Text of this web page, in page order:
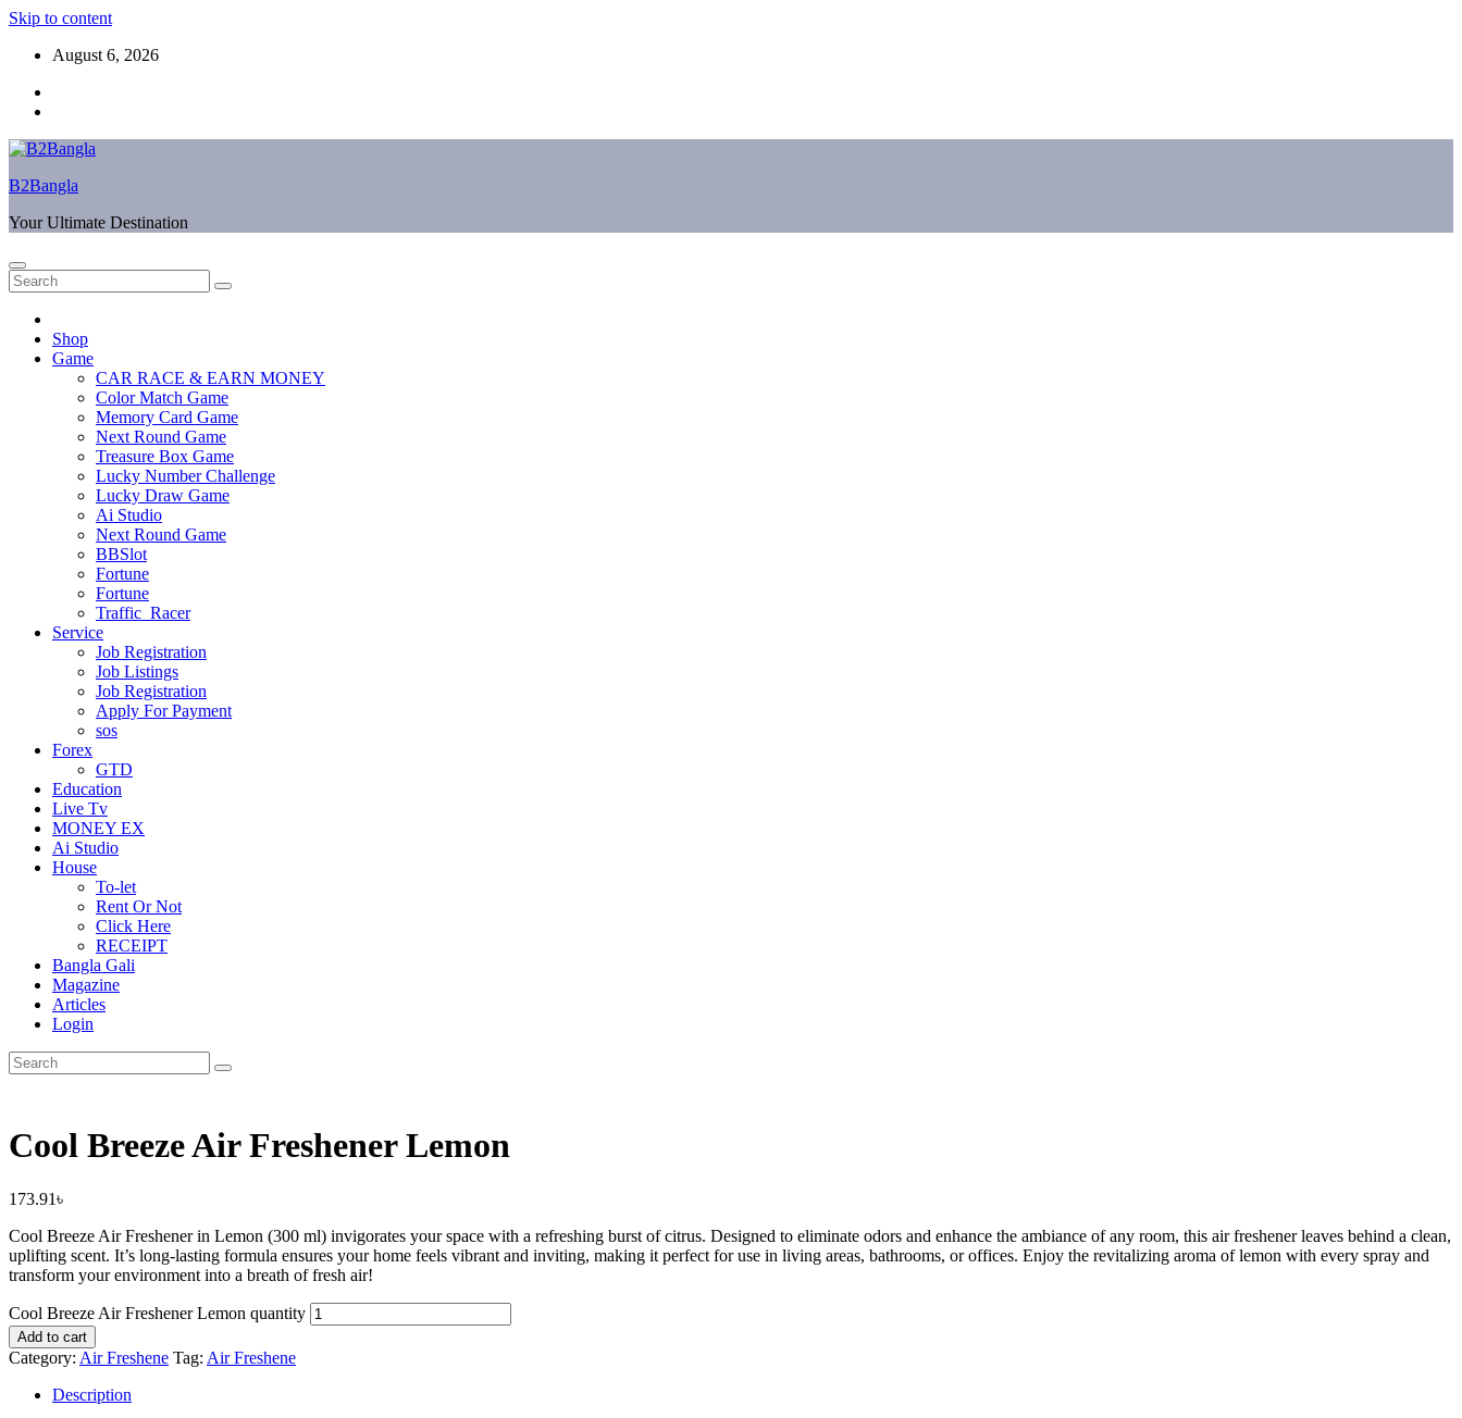
Skip to content
August 6, 2026
B2Bangla
Your Ultimate Destination
Shop
Game
CAR RACE & EARN MONEY
Color Match Game
Memory Card Game
Next Round Game
Treasure Box Game
Lucky Number Challenge
Lucky Draw Game
Ai Studio
Next Round Game
BBSlot
Fortune
Fortune
Traffic_Racer
Service
Job Registration
Job Listings
Job Registration
Apply For Payment
sos
Forex
GTD
Education
Live Tv
MONEY EX
Ai Studio
House
To-let
Rent Or Not
Click Here
RECEIPT
Bangla Gali
Magazine
Articles
Login
Cool Breeze Air Freshener Lemon
173.91৳
Cool Breeze Air Freshener in Lemon (300 ml) invigorates your space with a refreshing burst of citrus. Designed to eliminate odors and enhance the ambiance of any room, this air freshener leaves behind a clean,
uplifting scent. It’s long-lasting formula ensures your home feels vibrant and inviting, making it perfect for use in living areas, bathrooms, or offices. Enjoy the revitalizing aroma of lemon with every spray and
transform your environment into a breath of fresh air!
Cool Breeze Air Freshener Lemon quantity
Add to cart
Category: Air Freshene Tag: Air Freshene
Description